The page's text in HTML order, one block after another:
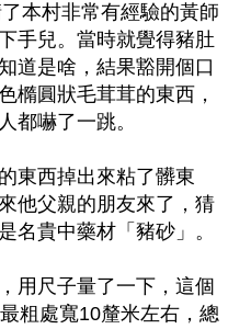
本村非常有經驗的黃師
手兒。當時就覺得豬肚
道是啥，結果豁開個口
橢圓狀毛茸茸的東西，
都嚇了一跳。
東西掉出來粘了髒東
他父親的朋友來了，猜
名貴中藥材「豬砂」。
用尺子量了一下，這個
粗處寬10釐米左右，總